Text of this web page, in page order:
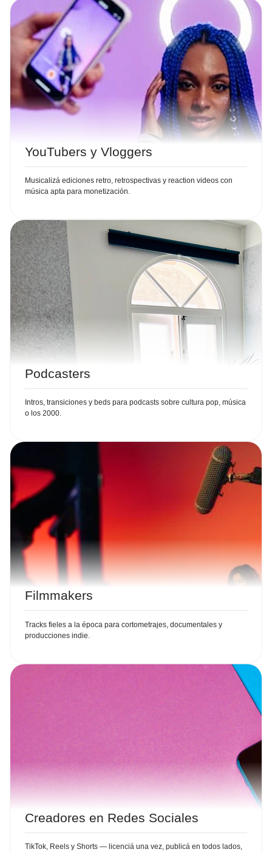
YouTubers y Vloggers
Musicalizá ediciones retro, retrospectivas y reaction videos con
música apta para monetización.
Podcasters
Intros, transiciones y beds para podcasts sobre cultura pop, música
o los 2000.
Filmmakers
Tracks fieles a la época para cortometrajes, documentales y
producciones indie.
Creadores en Redes Sociales
TikTok, Reels y Shorts — licenciá una vez, publicá en todos lados,